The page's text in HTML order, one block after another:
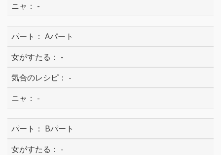
-
Aパート
-
-
-
Bパート
-